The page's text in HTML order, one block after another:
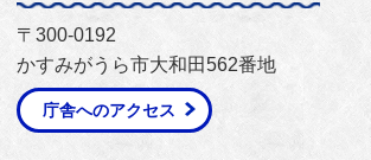
〒300-0192
かすみがうら市大和田562番地
庁舎へのアクセス